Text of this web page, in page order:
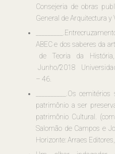
Consejeria de obras
General de Arquitectura y
ABEC e dos saberes da
de Teoria da
Junho/2018
– 46.
__________.Os
patrimônio a ser
patrimônio Cultural.
Salomão de Campos e
Horizonte: Arraes